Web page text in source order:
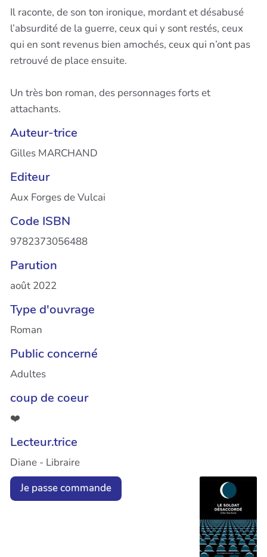
Il raconte, de son ton ironique, mordant et désabusé
l’absurdité de la guerre, ceux qui y sont restés, ceux
qui en sont revenus bien amochés, ceux qui n’ont pas
retrouvé de place ensuite.
Un très bon roman, des personnages forts et
attachants.
Auteur-trice
Gilles MARCHAND
Editeur
Aux Forges de Vulcai
Code ISBN
9782373056488
Parution
août 2022
Type d'ouvrage
Roman
Public concerné
Adultes
coup de coeur
❤️
Lecteur.trice
Diane - Libraire
Je passe commande